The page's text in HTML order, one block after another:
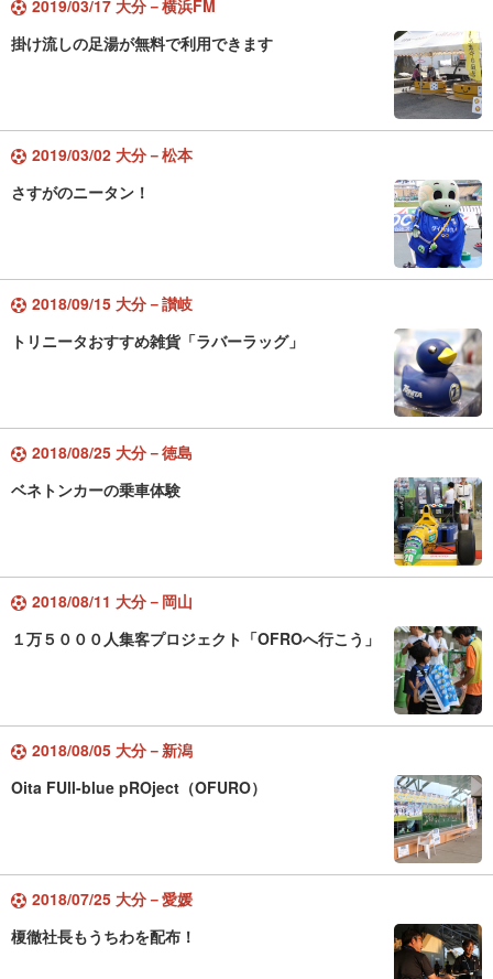
2019/03/17 大分－横浜FM
掛け流しの足湯が無料で利用できます
2019/03/02 大分－松本
さすがのニータン！
2018/09/15 大分－讃岐
トリニータおすすめ雑貨「ラバーラッグ」
2018/08/25 大分－徳島
ベネトンカーの乗車体験
2018/08/11 大分－岡山
１万５０００人集客プロジェクト「OFROへ行こう」
2018/08/05 大分－新潟
Oita FUll-blue pROject（OFURO）
2018/07/25 大分－愛媛
榎徹社長もうちわを配布！